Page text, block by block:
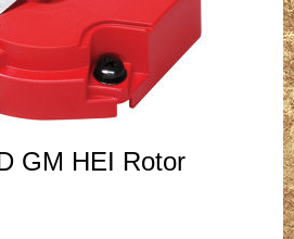
GM HEI Rotor